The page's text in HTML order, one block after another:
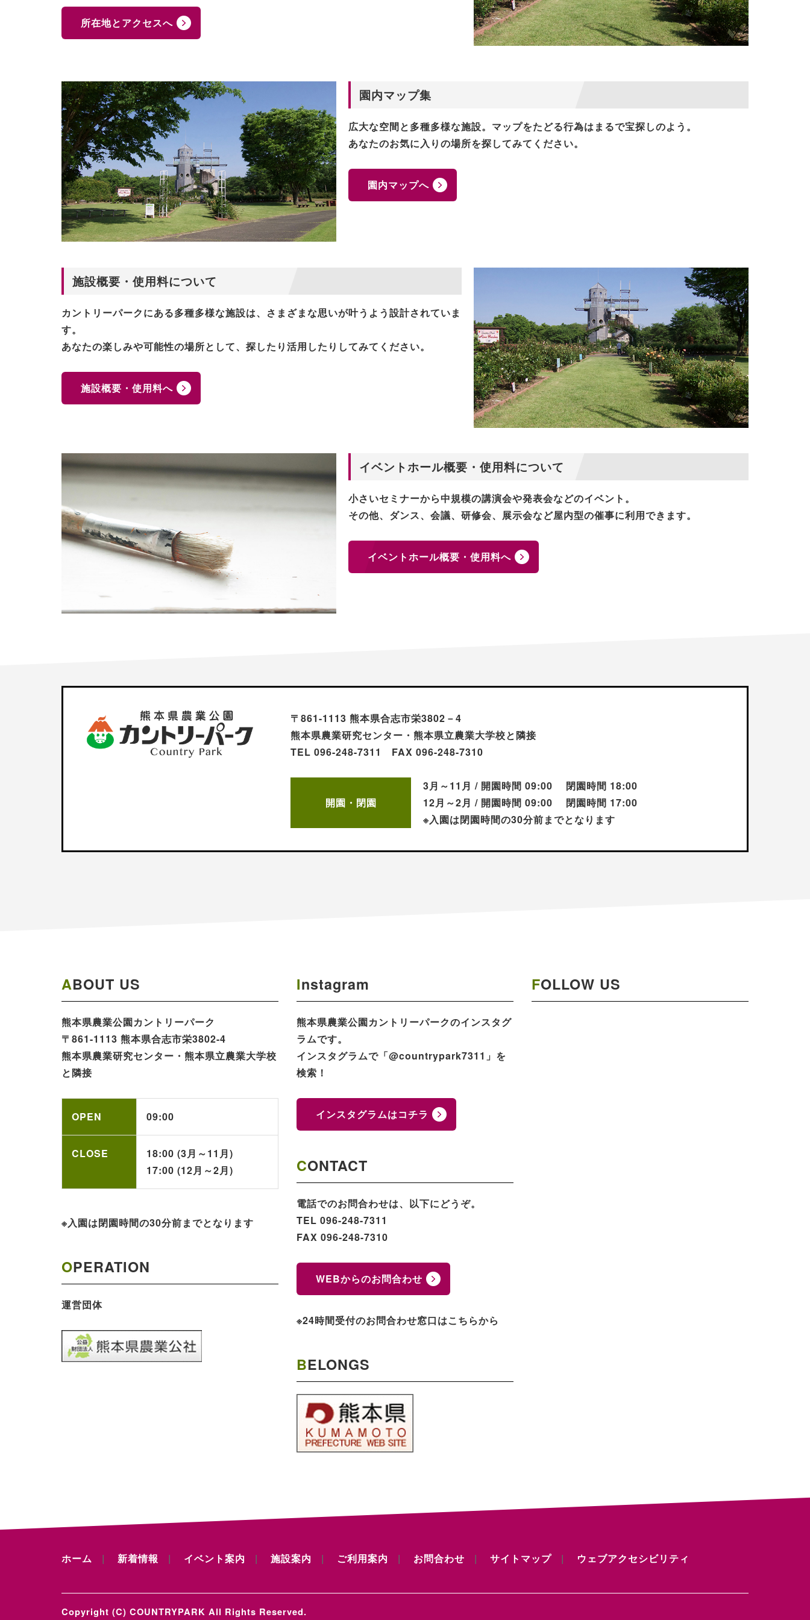
所在地とアクセスへ
園内マップ集
広大な空間と多種多様な施設。マップをたどる行為はまるで宝探しのよう。
あなたのお気に入りの場所を探してみてください。
園内マップへ
施設概要・使用料について
カントリーパークにある多種多様な施設は、さまざまな思いが叶うよう設計されていま
す。
あなたの楽しみや可能性の場所として、探したり活用したりしてみてください。
施設概要・使用料へ
イベントホール概要・使用料について
小さいセミナーから中規模の講演会や発表会などのイベント。
その他、ダンス、会議、研修会、展示会など屋内型の催事に利用できます。
イベントホール概要・使用料へ
〒861-1113 熊本県合志市栄3802－4
熊本県農業研究センター・熊本県立農業大学校と隣接
TEL 096-248-7311 FAX 096-248-7310
開園・閉園
3月～11月 / 開園時間 09:00 閉園時間 18:00
12月～2月 / 開園時間 09:00 閉園時間 17:00
※入園は閉園時間の30分前までとなります
ABOUT US
熊本県農業公園​カントリーパーク​​​
〒861-1113 熊本県合志市栄3802-4
熊本県農業研究センター・熊本県立農業大学校
と隣接
OPEN 09:00
CLOSE
18:00 (3月～11月)
17:00 (12月～2月)
※入園は閉園時間の30分前までとなります
OPERATION
運営団体
Instagram
熊本県農業公園​カントリーパークのインスタグ
ラムです。
インスタグラムで「@countrypark7311」を
検索！
インスタグラムはコチラ
CONTACT
電話でのお問合わせは、以下にどうぞ。
TEL 096-248-7311
FAX 096-248-7310
WEBからのお問合わせ
※24時間受付のお問合わせ窓口はこちらから
BELONGS
FOLLOW US
ホーム 新着情報 イベント案内 施設案内 ご利用案内 お問合わせ サイトマップ ウェブアクセシビリティ
Copyright (C) COUNTRYPARK All Rights Reserved.